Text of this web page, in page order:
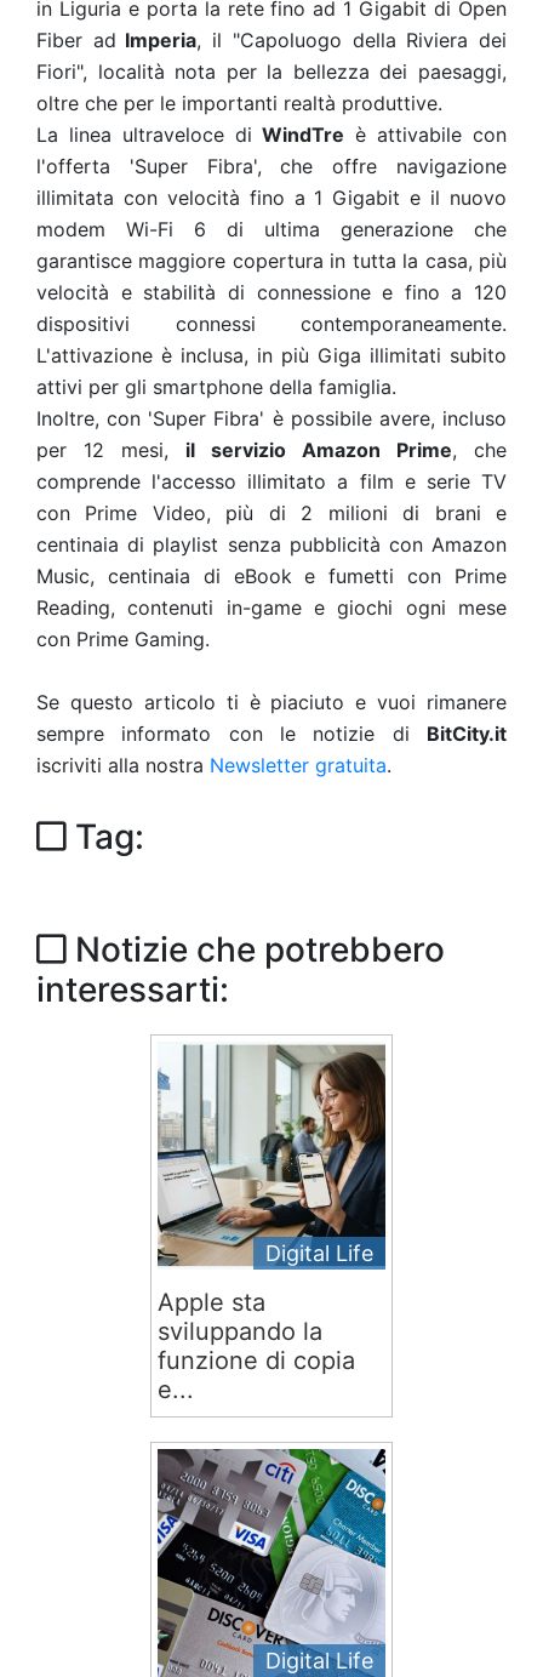
in Liguria e porta la rete fino ad 1 Gigabit di Open
Fiber ad Imperia, il "Capoluogo della Riviera dei
Fiori", località nota per la bellezza dei paesaggi,
oltre che per le importanti realtà produttive.
La linea ultraveloce diWindTre è attivabile con
l'offerta 'Super Fibra', che offre navigazione
illimitata con velocità fino a 1 Gigabit e il nuovo
modem Wi-Fi 6 di ultima generazione che
garantisce maggiore copertura in tutta la casa, più
velocità e stabilità di connessione e fino a 120
dispositivi connessi contemporaneamente.
L'attivazione è inclusa, in più Giga illimitati subito
attivi per gli smartphone della famiglia.
Inoltre, con 'Super Fibra' è possibile avere, incluso
per 12 mesi, il servizio Amazon Prime, che
comprende l'accesso illimitato a film e serie TV
con Prime Video, più di 2 milioni di brani e
centinaia di playlist senza pubblicità con Amazon
Music, centinaia di eBook e fumetti con Prime
Reading, contenuti in-game e giochi ogni mese
con Prime Gaming.
Se questo articolo ti è piaciuto e vuoi rimanere
sempre informato con le notizie di BitCity.it
iscriviti alla nostra Newsletter gratuita.
Tag:
Notizie che potrebbero
interessarti:
Digital Life
Apple sta
sviluppando la
funzione di copia
e...
Digital Life